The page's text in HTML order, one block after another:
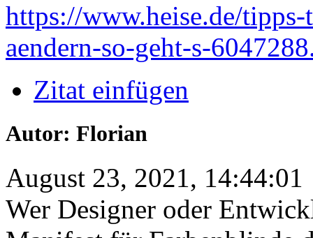
https://www.heise.de/
aendern-so-geht-s-
Zitat einfügen
Autor: Florian
August 23, 2021, 14:44:01
Wer Designer oder